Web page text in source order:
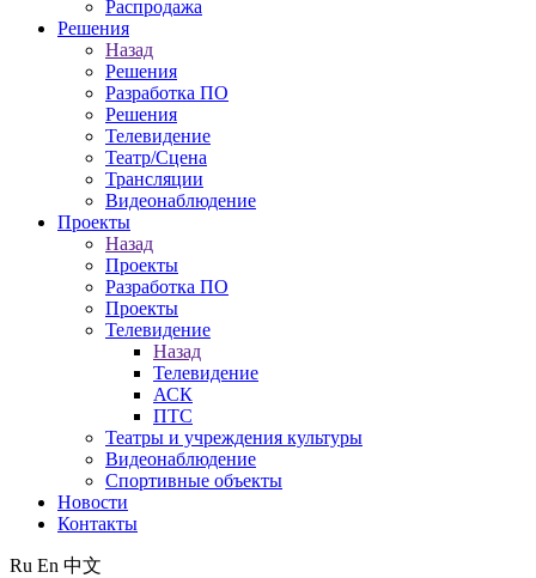
Распродажа
Решения
Назад
Решения
Разработка ПО
Решения
Телевидение
Театр/Сцена
Трансляции
Видеонаблюдение
Проекты
Назад
Проекты
Разработка ПО
Проекты
Телевидение
Назад
Телевидение
АСК
ПТС
Театры и учреждения культуры
Видеонаблюдение
Спортивные объекты
Новости
Контакты
Ru En 中文